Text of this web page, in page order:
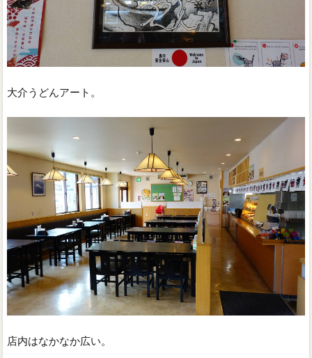
大介うどんアート。
店内はなかなか広い。